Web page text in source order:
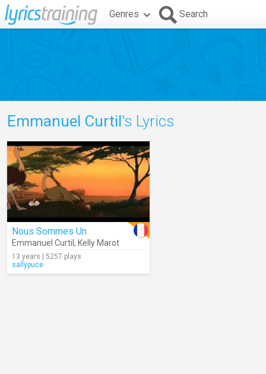
Genres Search
Emmanuel Curtil's Lyrics
Nous Sommes Un
Emmanuel Curtil , Kelly Marot
13 years | 5257 plays
sallypuce